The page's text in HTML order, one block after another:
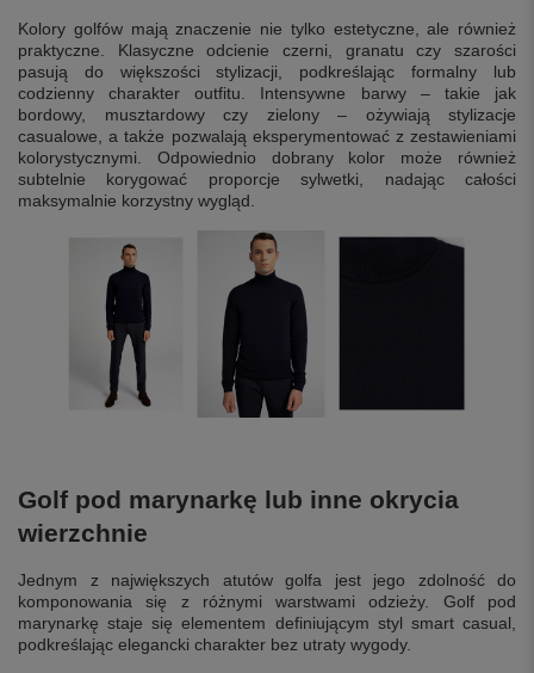
Kolory golfów mają znaczenie nie tylko estetyczne, ale również
praktyczne. Klasyczne odcienie czerni, granatu czy szarości
pasują do większości stylizacji, podkreślając formalny lub
codzienny charakter outfitu. Intensywne barwy – takie jak
bordowy, musztardowy czy zielony – ożywiają stylizacje
casualowe, a także pozwalają eksperymentować z zestawieniami
kolorystycznymi. Odpowiednio dobrany kolor może również
subtelnie korygować proporcje sylwetki, nadając całości
maksymalnie korzystny wygląd.
Golf pod marynarkę lub inne okrycia
wierzchnie
Jednym z największych atutów golfa jest jego zdolność do
komponowania się z różnymi warstwami odzieży. Golf pod
marynarkę staje się elementem definiującym styl smart casual,
podkreślając elegancki charakter bez utraty wygody.